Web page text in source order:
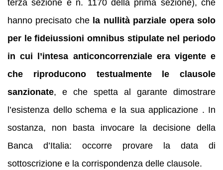
terza sezione e n. 1170 della prima sezione), che
hanno precisato che la nullità parziale opera solo
per le fideiussioni omnibus stipulate nel periodo
in cui l’intesa anticoncorrenziale era vigente e
che riproducono testualmente le clausole
sanzionate, e che spetta al garante dimostrare
l’esistenza dello schema e la sua applicazione . In
sostanza, non basta invocare la decisione della
Banca d’Italia: occorre provare la data di
sottoscrizione e la corrispondenza delle clausole.